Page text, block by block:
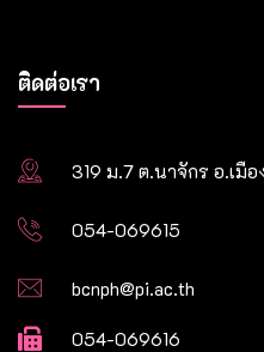
ติดต่อเรา
319 ม.7 ต.นาจักร อ.เมื
054-069615
bcnph@pi.ac.th
054-069616